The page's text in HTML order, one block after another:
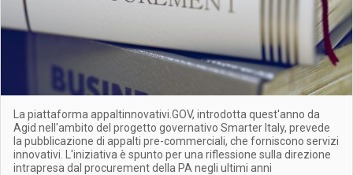
La piattaforma appaltinnovativi.GOV, introdotta quest'anno da
Agid nell'ambito del progetto governativo Smarter Italy, prevede
la pubblicazione di appalti pre-commerciali, che forniscono servizi
innovativi. L'iniziativa è spunto per una riflessione sulla direzione
intrapresa dal procurement della PA negli ultimi anni